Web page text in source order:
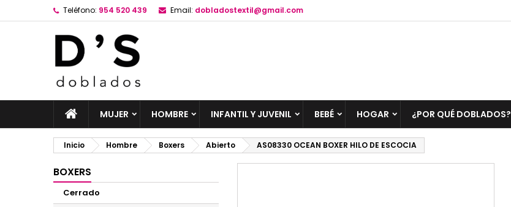
Teléfono: 954 520 439 Email: dobladostextil@gmail.com
MUJER HOMBRE INFANTIL Y JUVENIL BEBÉ HOGAR ¿POR QUÉ DOBLADOS?
Inicio Hombre Boxers Abierto AS08330 OCEAN BOXER HILO DE ESCOCIA
BOXERS
Cerrado